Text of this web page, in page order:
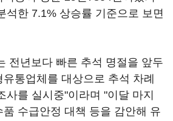
석한 7.1% 상승률 기준으로 보면
전년보다 빠른 추석 명절을 앞두
통업체를 대상으로 추석 차례
사를 실시중"이라며 "이달 마지
품 수급안정 대책 등을 감안해 유